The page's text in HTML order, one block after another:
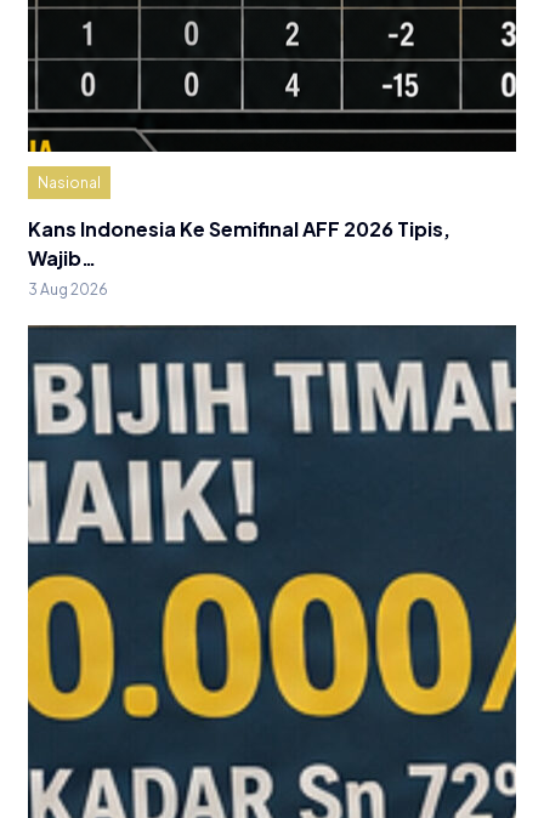
Nasional
Kans Indonesia Ke Semifinal AFF 2026 Tipis,
Wajib…
3 Aug 2026